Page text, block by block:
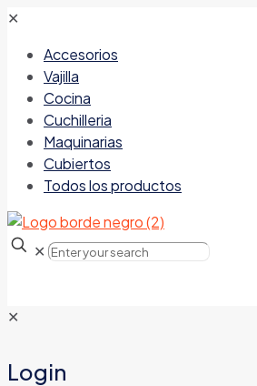
✕
Accesorios
Vajilla
Cocina
Cuchilleria
Maquinarias
Cubiertos
Todos los productos
✕
✕
Login